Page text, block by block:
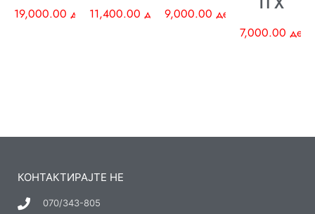
19,000.00 ден 11,400.00 ден 9,000.00 ден
7,000.00 ден
КОНТАКТИРАЈТЕ НЕ
070/343-805